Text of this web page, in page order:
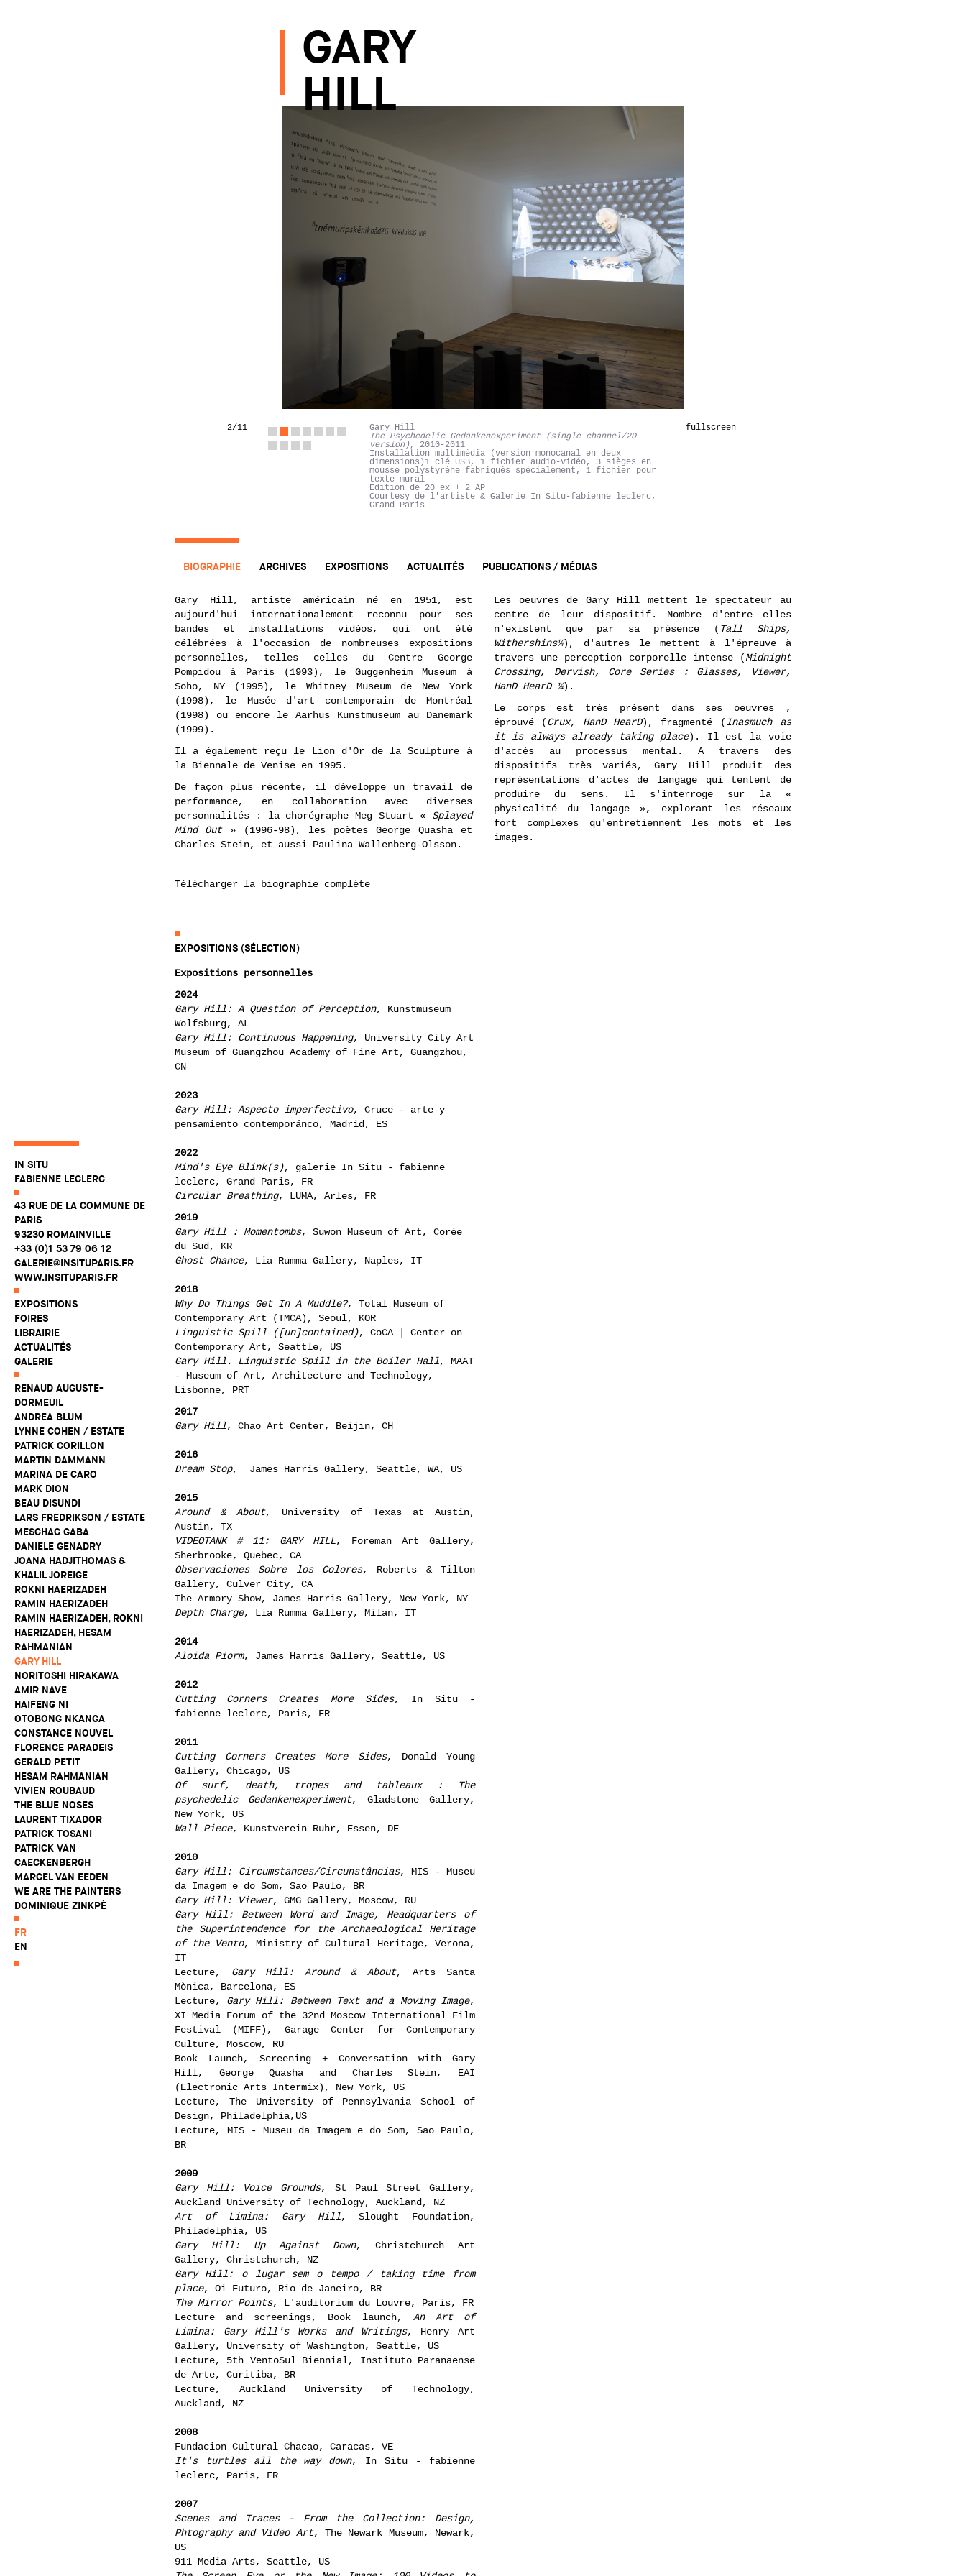
IN SITU
FABIENNE LECLERC
43 RUE DE LA COMMUNE DE
PARIS
93230 ROMAINVILLE
+33 (0)1 53 79 06 12
GALERIE@INSITUPARIS.FR
WWW.INSITUPARIS.FR
EXPOSITIONS
FOIRES
LIBRAIRIE
ACTUALITÉS
GALERIE
RENAUD AUGUSTE-
DORMEUIL
ANDREA BLUM
LYNNE COHEN / ESTATE
PATRICK CORILLON
MARTIN DAMMANN
MARINA DE CARO
MARK DION
BEAU DISUNDI
LARS FREDRIKSON / ESTATE
MESCHAC GABA
DANIELE GENADRY
JOANA HADJITHOMAS &
KHALIL JOREIGE
ROKNI HAERIZADEH
RAMIN HAERIZADEH
RAMIN HAERIZADEH, ROKNI
HAERIZADEH, HESAM
RAHMANIAN
GARY HILL
NORITOSHI HIRAKAWA
AMIR NAVE
HAIFENG NI
OTOBONG NKANGA
CONSTANCE NOUVEL
FLORENCE PARADEIS
GERALD PETIT
HESAM RAHMANIAN
VIVIEN ROUBAUD
THE BLUE NOSES
LAURENT TIXADOR
PATRICK TOSANI
PATRICK VAN
CAECKENBERGH
MARCEL VAN EEDEN
WE ARE THE PAINTERS
DOMINIQUE ZINKPÈ
FR
EN
GARY
HILL
2/11
Gary Hill
The Psychedelic Gedankenexperiment (single channel/2D
version), 2010-2011
Installation multimédia (version monocanal en deux
dimensions)1 clé USB, 1 fichier audio-vidéo, 3 sièges en
mousse polystyrène fabriqués spécialement, 1 fichier pour
texte mural
Edition de 20 ex + 2 AP
Courtesy de l'artiste & Galerie In Situ-fabienne leclerc,
Grand Paris
fullscreen
BIOGRAPHIE ARCHIVES EXPOSITIONS ACTUALITÉS PUBLICATIONS / MÉDIAS
Gary Hill, artiste américain né en 1951, est
aujourd'hui internationalement reconnu pour ses
bandes et installations vidéos, qui ont été
célébrées à l'occasion de nombreuses expositions
personnelles, telles celles du Centre George
Pompidou à Paris (1993), le Guggenheim Museum à
Soho, NY (1995), le Whitney Museum de New York
(1998), le Musée d'art contemporain de Montréal
(1998) ou encore le Aarhus Kunstmuseum au Danemark
(1999).
Il a également reçu le Lion d'Or de la Sculpture à
la Biennale de Venise en 1995.
De façon plus récente, il développe un travail de
performance, en collaboration avec diverses
personnalités : la chorégraphe Meg Stuart « Splayed
Mind Out» (1996-98), les poètes George Quasha et
Charles Stein, et aussi Paulina Wallenberg-Olsson.
Les oeuvres de Gary Hill mettent le spectateur au
centre de leur dispositif. Nombre d'entre elles
n'existent que par sa présence ( Tall Ships,
Withershins¼), d'autres le mettent à l'épreuve à
travers une perception corporelle intense (Midnight
Crossing, Dervish, Core Series : Glasses, Viewer,
HanD HearD ¼).
Le corps est très présent dans ses oeuvres ,
éprouvé (Crux, HanD HearD), fragmenté (Inasmuch as
it is always already taking place). Il est la voie
d'accès au processus mental. A travers des
dispositifs très variés, Gary Hill produit des
représentations d'actes de langage qui tentent de
produire du sens. Il s'interroge sur la «
physicalité du langage », explorant les réseaux
fort complexes qu'entretiennent les mots et les
images.
Télécharger la biographie complète
EXPOSITIONS (SÉLECTION)
Expositions personnelles
2024
Gary Hill: A Question of Perception, Kunstmuseum
Wolfsburg, AL
Gary Hill: Continuous Happening, University City Art
Museum of Guangzhou Academy of Fine Art, Guangzhou,
CN
2023
Gary Hill: Aspecto imperfectivo, Cruce - arte y
pensamiento contemporánco, Madrid, ES
2022
Mind's Eye Blink(s), galerie In Situ - fabienne
leclerc, Grand Paris, FR
Circular Breathing, LUMA, Arles, FR
2019
Gary Hill : Momentombs, Suwon Museum of Art, Corée
du Sud, KR
Ghost Chance, Lia Rumma Gallery, Naples, IT
2018
Why Do Things Get In A Muddle?, Total Museum of
Contemporary Art (TMCA) , Seoul,
KOR
Linguistic Spill ([un]contained), CoCA | Center on
Contemporary Art, Seattle, US
Gary Hill. Linguistic Spill in the Boiler Hall, MAAT
- Museum of Art, Architecture and Technology,
Lisbonne, PRT
2017
Gary Hill, Chao Art Center, Beijin, CH
2016
Dream Stop, James Harris Gallery, Seattle, WA, US
2015
Around & About, University of Texas at Austin,
Austin, TX
VIDEOTANK # 11: GARY HILL, Foreman Art Gallery,
Sherbrooke, Quebec, CA
Observaciones Sobre los Colores, Roberts & Tilton
Gallery, Culver City, CA
The Armory Show, James Harris Gallery, New York, NY
Depth Charge, Lia Rumma Gallery, Milan, IT
2014
Aloida Piorm, James Harris Gallery, Seattle, US
2012
Cutting Corners Creates More Sides, In Situ -
fabienne leclerc, Paris, FR
2011
Cutting Corners Creates More Sides, Donald Young
Gallery, Chicago, US
Of surf, death, tropes and tableaux : The
psychedelic Gedankenexperiment, Gladstone Gallery,
New York, US
Wall Piece, Kunstverein Ruhr, Essen, DE
2010
Gary Hill: Circumstances/Circunstâncias, MIS - Museu
da Imagem e do Som, Sao Paulo, BR
Gary Hill: Viewer, GMG Gallery, Moscow, RU
Gary Hill: Between Word and Image, Headquarters of
the Superintendence for the Archaeological Heritage
of the Vento, Ministry of Cultural Heritage, Verona,
IT
Lecture, Gary Hill: Around & About, Arts Santa
Mònica, Barcelona, ES
Lecture, Gary Hill: Between Text and a Moving Image,
XI Media Forum of the 32nd Moscow International Film
Festival (MIFF), Garage Center for Contemporary
Culture, Moscow, RU
Book Launch, Screening + Conversation with Gary
Hill, George Quasha and Charles Stein, EAI
(Electronic Arts Intermix), New York, US
Lecture, The University of Pennsylvania School of
Design, Philadelphia,US
Lecture, MIS - Museu da Imagem e do Som, Sao Paulo,
BR
2009
Gary Hill: Voice Grounds, St Paul Street Gallery,
Auckland University of Technology, Auckland, NZ
Art of Limina: Gary Hill, Slought Foundation,
Philadelphia, US
Gary Hill: Up Against Down, Christchurch Art
Gallery, Christchurch, NZ
Gary Hill: o lugar sem o tempo / taking time from
place, Oi Futuro, Rio de Janeiro, BR
The Mirror Points, L'auditorium du Louvre, Paris, FR
Lecture and screenings, Book launch, An Art of
Limina: Gary Hill's Works and Writings, Henry Art
Gallery, University of Washington, Seattle, US
Lecture, 5th VentoSul Biennial, Instituto Paranaense
de Arte, Curitiba, BR
Lecture, Auckland University of Technology,
Auckland, NZ
2008
Fundacion Cultural Chacao, Caracas, VE
It's turtles all the way down, In Situ - fabienne
leclerc, Paris, FR
2007
Scenes and Traces - From the Collection: Design,
Phtography and Video Art, The Newark Museum, Newark,
US
911 Media Arts, Seattle, US